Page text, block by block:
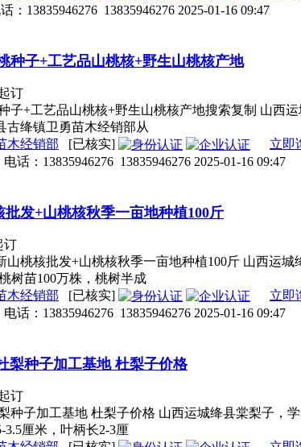
： 13835946276 13835946276 2025-01-16 09:47
种子+工艺品山桃核+野生山桃核产地
订
子+工艺品山桃核+野生山桃核产地搜索复制 山西
古绛镇卫勇苗木经销部从
木经销部
[已核实] 立即
电话： 13835946276 13835946276 2025-01-16 09:47
批发+山桃核秋季一亩地种植100斤
订
山桃核批发+山桃核秋季一亩地种植100斤 山西运
树苗100万株，桃树半成
木经销部
[已核实] 立即
电话： 13835946276 13835946276 2025-01-16 09:47
梨种子加工基地 杜梨子价格
订
种子加工基地 杜梨子价格 山西运城绛县棠梨子，
3.5厘米，叶柄长2-3厘